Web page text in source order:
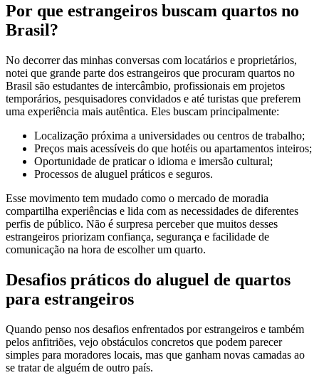
Por que estrangeiros buscam quartos no
Brasil?
No decorrer das minhas conversas com locatários e proprietários,
notei que grande parte dos estrangeiros que procuram quartos no
Brasil são estudantes de intercâmbio, profissionais em projetos
temporários, pesquisadores convidados e até turistas que preferem
uma experiência mais autêntica. Eles buscam principalmente:
Localização próxima a universidades ou centros de trabalho;
Preços mais acessíveis do que hotéis ou apartamentos inteiros;
Oportunidade de praticar o idioma e imersão cultural;
Processos de aluguel práticos e seguros.
Esse movimento tem mudado como o mercado de moradia
compartilha experiências e lida com as necessidades de diferentes
perfis de público. Não é surpresa perceber que muitos desses
estrangeiros priorizam confiança, segurança e facilidade de
comunicação na hora de escolher um quarto.
Desafios práticos do aluguel de quartos
para estrangeiros
Quando penso nos desafios enfrentados por estrangeiros e também
pelos anfitriões, vejo obstáculos concretos que podem parecer
simples para moradores locais, mas que ganham novas camadas ao
se tratar de alguém de outro país.